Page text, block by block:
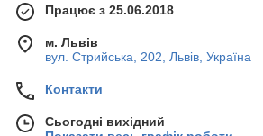
Працює з 25.06.2018
м. Львів
вул. Стрийська, 202, Львів, Україна
Контакти
Сьогодні вихідний